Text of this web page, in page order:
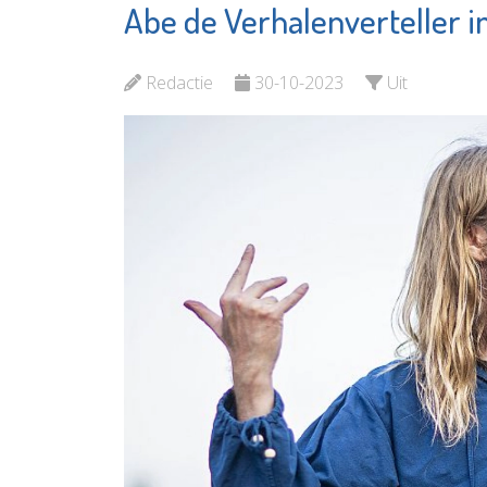
Abe de Verhalenverteller
Redactie 30-10-2023 Uit
Prevenzie
Bekijk de pagina